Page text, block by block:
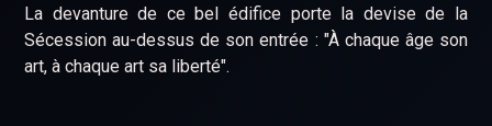
La devanture de ce bel édifice porte la devise de la
Sécession au-dessus de son entrée : "À chaque âge son
art, à chaque art sa liberté".